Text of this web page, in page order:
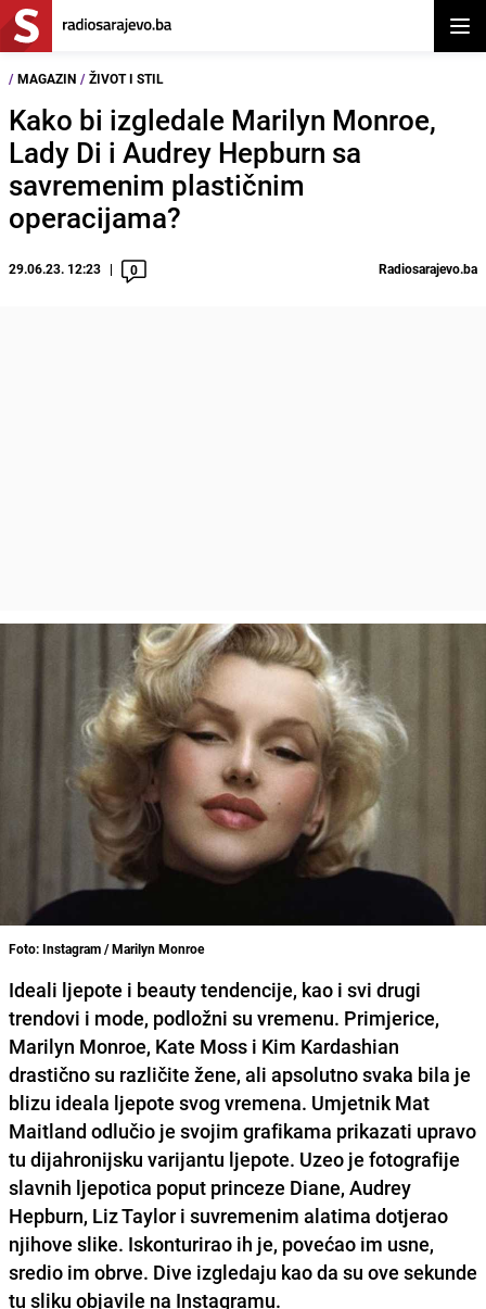
/ MAGAZIN / ŽIVOT I STIL
Kako bi izgledale Marilyn Monroe,
Lady Di i Audrey Hepburn sa
savremenim plastičnim
operacijama?
29.06.23. 12:23 0 Radiosarajevo.ba
Foto: Instagram / Marilyn Monroe
Ideali ljepote i beauty tendencije, kao i svi drugi
trendovi i mode, podložni su vremenu. Primjerice,
Marilyn Monroe, Kate Moss i Kim Kardashian
drastično su različite žene, ali apsolutno svaka bila je
blizu ideala ljepote svog vremena. Umjetnik Mat
Maitland odlučio je svojim grafikama prikazati upravo
tu dijahronijsku varijantu ljepote. Uzeo je fotografije
slavnih ljepotica poput princeze Diane, Audrey
Hepburn, Liz Taylor i suvremenim alatima dotjerao
njihove slike. Iskonturirao ih je, povećao im usne,
sredio im obrve. Dive izgledaju kao da su ove sekunde
tu sliku objavile na Instagramu.